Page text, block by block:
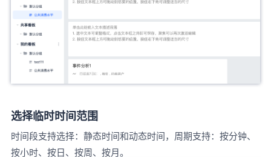
选择临时时间范围
时间段支持选择：静态时间和动态时间，周期支持：按分钟、
按小时、按日、按周、按月。